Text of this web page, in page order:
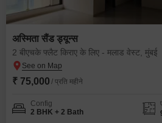
अस्मिता सैंड ड्यून्स
2 बीएचके फ्लैट किराए के लिए - मलाड वेस्ट, मुंबई
₹ 75,000 / प्रति महीने
Config
2 BHK + 2 Bath